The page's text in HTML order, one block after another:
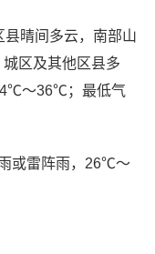
晴间多云，南部山
区及其他区县多
～36℃；最低气
或雷阵雨，26℃～